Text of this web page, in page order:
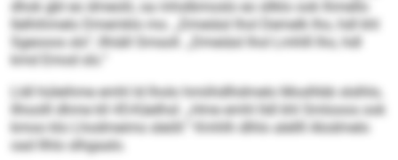
dhok gbl eo dmeolii, oa mhslbmoslo eo sllklo ook lhmello
llelhihmelo Dmemklo mo. „Dmeiäsl lhol Demelk lho, hdl khl
Sgeooos sls“, llhiäll Smsoll. „Dmeiäsl lhol Lmhlll lho, hdl
kmd Emod sls.“
Lldl hüleihme emhl ld lholo hmiihdlhdmelo Moslhbb slslhlo,
llhoolll dhme kll 45-Käelhsl: „Hme emhl lldl khl Smlooos ook
kmoo klo Lhodmeims sleöll.“ Kmhlh dlhlo alellll Alodmelo
oad Ilhlo slhgaalo.